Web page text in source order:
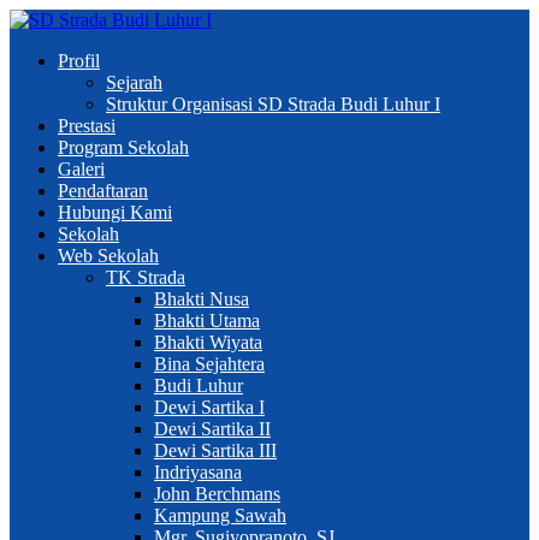
Profil
Sejarah
Struktur Organisasi SD Strada Budi Luhur I
Prestasi
Program Sekolah
Galeri
Pendaftaran
Hubungi Kami
Sekolah
Web Sekolah
TK Strada
Bhakti Nusa
Bhakti Utama
Bhakti Wiyata
Bina Sejahtera
Budi Luhur
Dewi Sartika I
Dewi Sartika II
Dewi Sartika III
Indriyasana
John Berchmans
Kampung Sawah